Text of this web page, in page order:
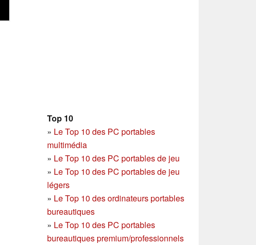
Top 10
» Le Top 10 des PC portables
multimédia
» Le Top 10 des PC portables de jeu
» Le Top 10 des PC portables de jeu
légers
» Le Top 10 des ordinateurs portables
bureautiques
» Le Top 10 des PC portables
bureautiques premium/professionnels